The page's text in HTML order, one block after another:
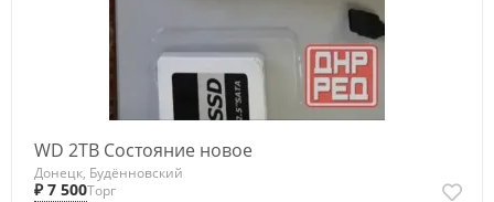
WD 2TB Состояние новое
Донецк, Будённовский
₽ 7 500Торг